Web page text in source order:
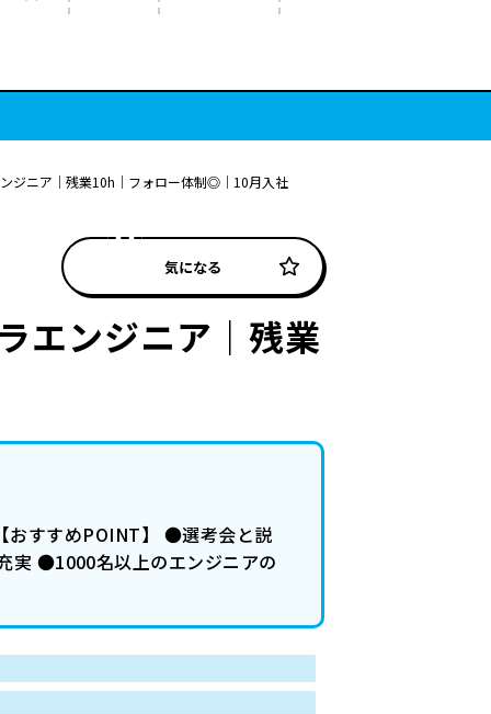
ジニア｜残業10h｜フォロー体制◎｜10月入社
気になる
エンジニア｜残業
すすめPOINT】 ●選考会と説
実 ●1000名以上のエンジニアの